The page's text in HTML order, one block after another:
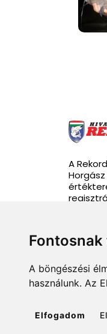
A böngészési
használunk. Az
Elfogadom
A